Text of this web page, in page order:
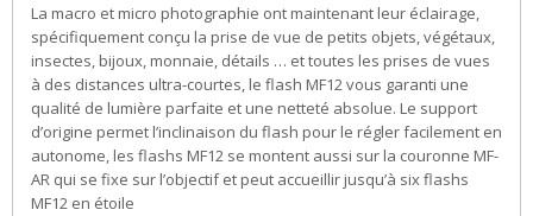
La macro et micro photographie ont maintenant leur éclairage,
spécifiquement conçu la prise de vue de petits objets, végétaux,
insectes, bijoux, monnaie, détails … et toutes les prises de vues
à des distances ultra-courtes, le flash MF12 vous garanti une
qualité de lumière parfaite et une netteté absolue. Le support
d’origine permet l’inclinaison du flash pour le régler facilement en
autonome, les flashs MF12 se montent aussi sur la couronne MF-
AR qui se fixe sur l’objectif et peut accueillir jusqu’à six flashs
MF12 en étoile